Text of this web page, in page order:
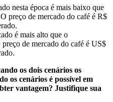
nesta época é mais baixo que
preço de mercado do café é R$
é mais alto que o
de mercado do café é US$
os dois cenários os
os cenários é possível em
vantagem? Justifique sua